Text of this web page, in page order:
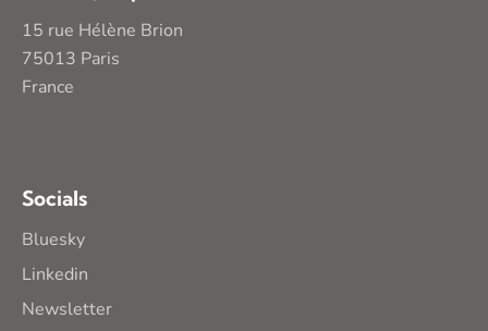
15 rue Hélène Brion
75013 Paris
France
Socials
Bluesky
Linkedin
Newsletter